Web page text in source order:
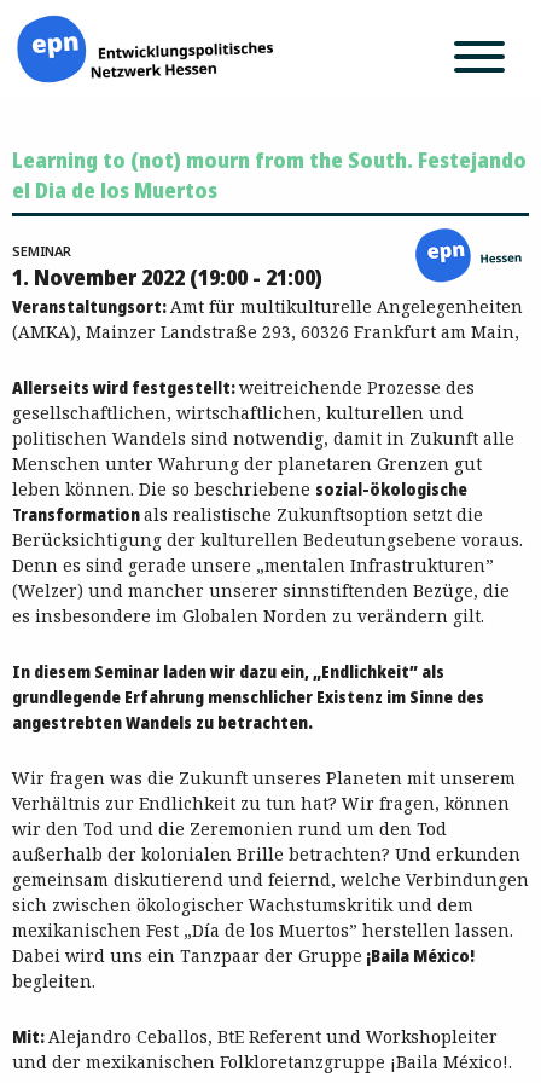
Inhalt
springen
Learning to (not) mourn from the South. Festejando
el Dia de los Muertos
SEMINAR
1. November 2022 (19:00 - 21:00)
Veranstaltungsort:Amt für multikulturelle Angelegenheiten
(AMKA), Mainzer Landstraße 293, 60326 Frankfurt am Main,
Allerseits wird festgestellt:weitreichende Prozesse des
gesellschaftlichen, wirtschaftlichen, kulturellen und
politischen Wandels sind notwendig, damit in Zukunft alle
Menschen unter Wahrung der planetaren Grenzen gut
leben können. Die so beschriebene sozial-ökologische
Transformationals realistische Zukunftsoption setzt die
Berücksichtigung der kulturellen Bedeutungsebene voraus.
Denn es sind gerade unsere „mentalen Infrastrukturen”
(Welzer) und mancher unserer sinnstiftenden Bezüge, die
es insbesondere im Globalen Norden zu verändern gilt.
In diesem Seminar laden wir dazu ein, „Endlichkeit” als
grundlegende Erfahrung menschlicher Existenz im Sinne des
angestrebten Wandels zu betrachten.
Wir fragen was die Zukunft unseres Planeten mit unserem
Verhältnis zur Endlichkeit zu tun hat? Wir fragen, können
wir den Tod und die Zeremonien rund um den Tod
außerhalb der kolonialen Brille betrachten? Und erkunden
gemeinsam diskutierend und feiernd, welche Verbindungen
sich zwischen ökologischer Wachstumskritik und dem
mexikanischen Fest „Día de los Muertos” herstellen lassen.
Dabei wird uns ein Tanzpaar der Gruppe ¡Baila México!
begleiten.
Mit:Alejandro Ceballos, BtE Referent und Workshopleiter
und der mexikanischen Folkloretanzgruppe ¡Baila México!.